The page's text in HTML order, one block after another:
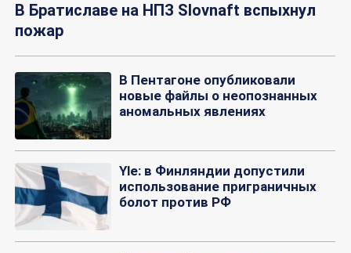
В Братиславе на НПЗ Slovnaft вспыхнул
пожар
В Пентагоне опубликовали
новые файлы о неопознанных
аномальных явлениях
Yle: в Финляндии допустили
использование приграничных
болот против РФ